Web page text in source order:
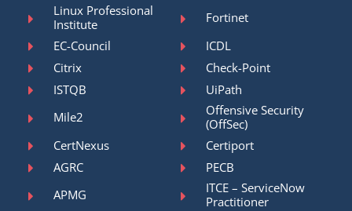
Linux Professional
Institute
Fortinet
EC-Council
ICDL
Citrix
Check-Point
ISTQB
UiPath
Mile2
Offensive Security
(OffSec)
CertNexus
Certiport
AGRC
PECB
APMG
ITCE – ServiceNow
Practitioner